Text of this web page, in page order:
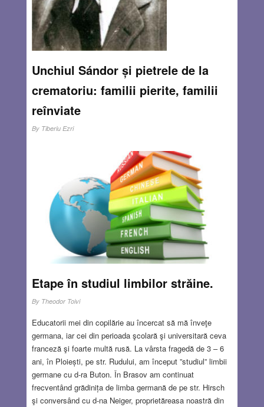
Unchiul Sándor și pietrele de la
crematoriu: familii pierite, familii
reînviate
By Tiberiu Ezri
Aceasta este povestea a patru familii din Transilvania,
Ezri și Ablakos (familia mea) și Grünfeld și Feldman
(familia soției mele din partea tatei), originare din Marghita
și Oradea, două orașe vecine din Transilvania. Istoria
familiilor noastre continuă în sumbra perioadă a
Holocaustului, apoi în Timișoara post-belică, unde ni s-au
alăturat și familiile soției mele din partea mamei, Gömöri –
Vásárhelyi și povestea continuă actualmente în
Israel.Este o poveste atât de frecvent întâlnită la evrei în
general și la evreii transilvăneni în particular, povestea
evreilor care au trecut prin Holocaust și au
supraviețuit.
DEC 21, 2017 2 COMMENTS
Etape în studiul limbilor străine.
By Theodor Toivi
Educatorii mei din copilărie au încercat să mă înveţe
germana, iar cei din perioada şcolară şi universitară ceva
franceză şi foarte multă rusă. La vârsta fragedă de 3 – 6
ani, în Ploiești, pe str. Rudului, am început ”studiul” limbii
germane cu d-ra Buton. În Brasov am continuat
frecventând grădinița de limba germană de pe str. Hirsch
şi conversând cu d-na Neiger, proprietăreasa noastră din